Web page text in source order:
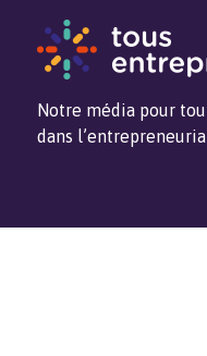
Notre média pour
dans